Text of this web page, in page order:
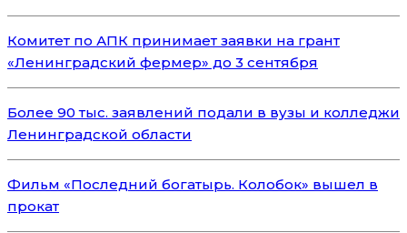
Комитет по АПК принимает заявки на грант
«Ленинградский фермер» до 3 сентября
Более 90 тыс. заявлений подали в вузы и колледжи
Ленинградской области
Фильм «Последний богатырь. Колобок» вышел в
прокат